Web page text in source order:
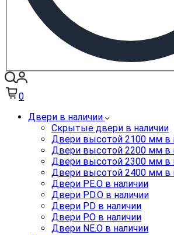
0
Двери в наличии
Скрытые двери в наличии
Двери высотой 2100 мм в
Двери высотой 2200 мм в
Двери высотой 2300 мм в
Двери высотой 2400 мм в
Двери PE.O в наличии
Двери PD.O в наличии
Двери PD в наличии
Двери P.O в наличии
Двери NE.O в наличии